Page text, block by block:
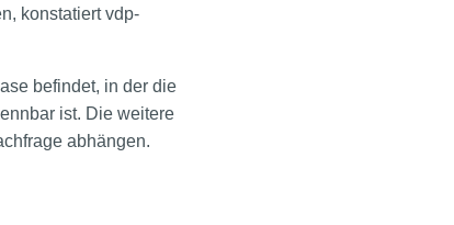
konstatiert vdp-
befindet, in der die
ist. Die weitere
abhängen.